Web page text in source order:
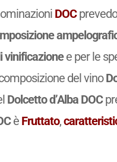
DOC
vinificazionee per le
del vino
Dolcetto d’Alba DOC
è Fruttato,